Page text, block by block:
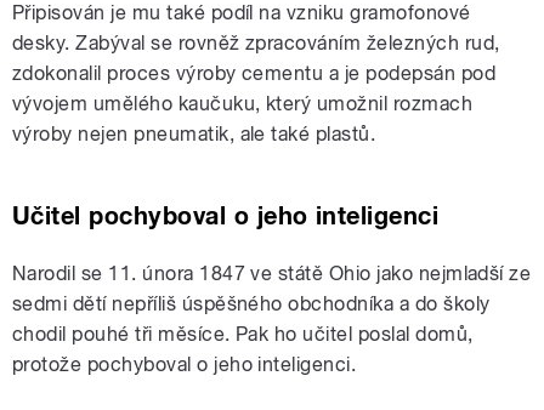
Připisován je mu také podíl na vzniku gramofonové
desky. Zabýval se rovněž zpracováním železných rud,
zdokonalil proces výroby cementu a je podepsán pod
vývojem umělého kaučuku, který umožnil rozmach
výroby nejen pneumatik, ale také plastů.
Učitel pochyboval o jeho inteligenci
Narodil se 11. února 1847 ve státě Ohio jako nejmladší ze
sedmi dětí nepříliš úspěšného obchodníka a do školy
chodil pouhé tři měsíce. Pak ho učitel poslal domů,
protože pochyboval o jeho inteligenci.